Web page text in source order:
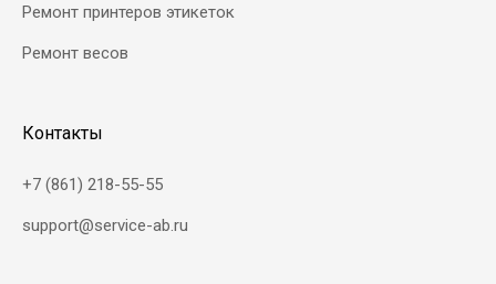
Ремонт принтеров этикеток
Ремонт весов
Контакты
+7 (861) 218-55-55
support@service-ab.ru